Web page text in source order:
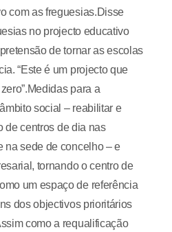
com as freguesias.Disse
no projecto educativo
de tornar as escolas
“Este é um projecto que
para a
social – reabilitar e
de centros de dia nas
na sede de concelho – e
tornando o centro de
um espaço de referência
dos objectivos prioritários
como a requalificação